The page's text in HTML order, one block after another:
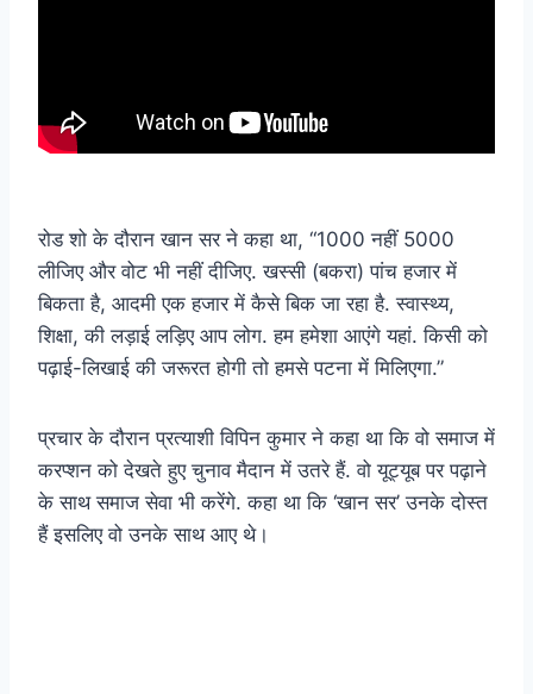
रोड शो के दौरान खान सर ने कहा था, “1000 नहीं 5000
लीजिए और वोट भी नहीं दीजिए. खस्सी (बकरा) पांच हजार में
बिकता है, आदमी एक हजार में कैसे बिक जा रहा है. स्वास्थ्य,
शिक्षा, की लड़ाई लड़िए आप लोग. हम हमेशा आएंगे यहां. किसी को
पढ़ाई-लिखाई की जरूरत होगी तो हमसे पटना में मिलिएगा.”
प्रचार के दौरान प्रत्याशी विपिन कुमार ने कहा था कि वो समाज में
करप्शन को देखते हुए चुनाव मैदान में उतरे हैं. वो यूट्यूब पर पढ़ाने
के साथ समाज सेवा भी करेंगे. कहा था कि ‘खान सर’ उनके दोस्त
हैं इसलिए वो उनके साथ आए थे।